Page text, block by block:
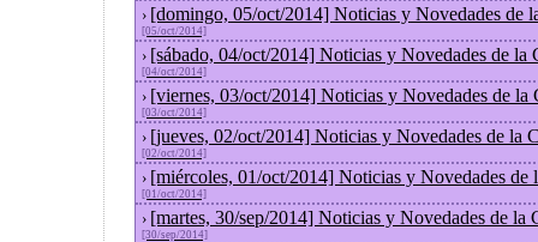
› [domingo, 05/oct/2014] Noticias y Novedades de
[05/oct/2014]
› [sábado, 04/oct/2014] Noticias y Novedades de la
[04/oct/2014]
› [viernes, 03/oct/2014] Noticias y Novedades de la
[03/oct/2014]
› [jueves, 02/oct/2014] Noticias y Novedades de la
[02/oct/2014]
› [miércoles, 01/oct/2014] Noticias y Novedades de
[01/oct/2014]
› [martes, 30/sep/2014] Noticias y Novedades de la
[30/sep/2014]